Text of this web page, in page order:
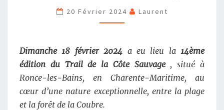
–
BAINS
(17
–
CHARENTE
20 Février 2024 Laurent
Dimanche 18 février 2024 a eu lieu la 14ème
édition du Trail de la Côte Sauvage, situé à
Ronce-les-Bains, en Charente-Maritime, au
cœur d’une nature exceptionnelle, entre la plage
et la forêt de la Coubre.